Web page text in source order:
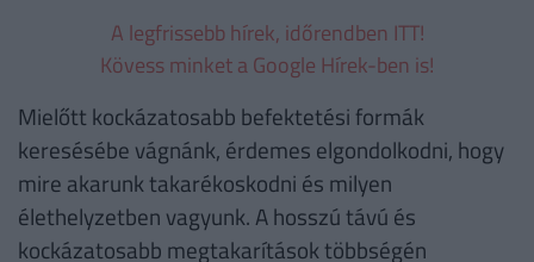
A legfrissebb hírek, időrendben ITT!
Kövess minket a Google Hírek-ben is!
Mielőtt kockázatosabb befektetési formák
keresésébe vágnánk, érdemes elgondolkodni, hogy
mire akarunk takarékoskodni és milyen
élethelyzetben vagyunk. A hosszú távú és
kockázatosabb megtakarítások többségén